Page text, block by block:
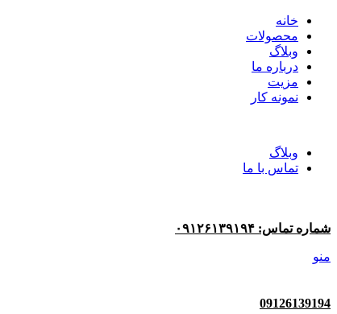
خانه
محصولات
وبلاگ
درباره ما
مزیت
نمونه کار
وبلاگ
تماس با ما
شماره تماس: ۰۹۱۲۶۱۳۹۱۹۴
منو
09126139194